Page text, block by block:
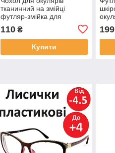
тканинний на змійці
футляр-змійка для
окулярів на змійці
110₴
Купити
199